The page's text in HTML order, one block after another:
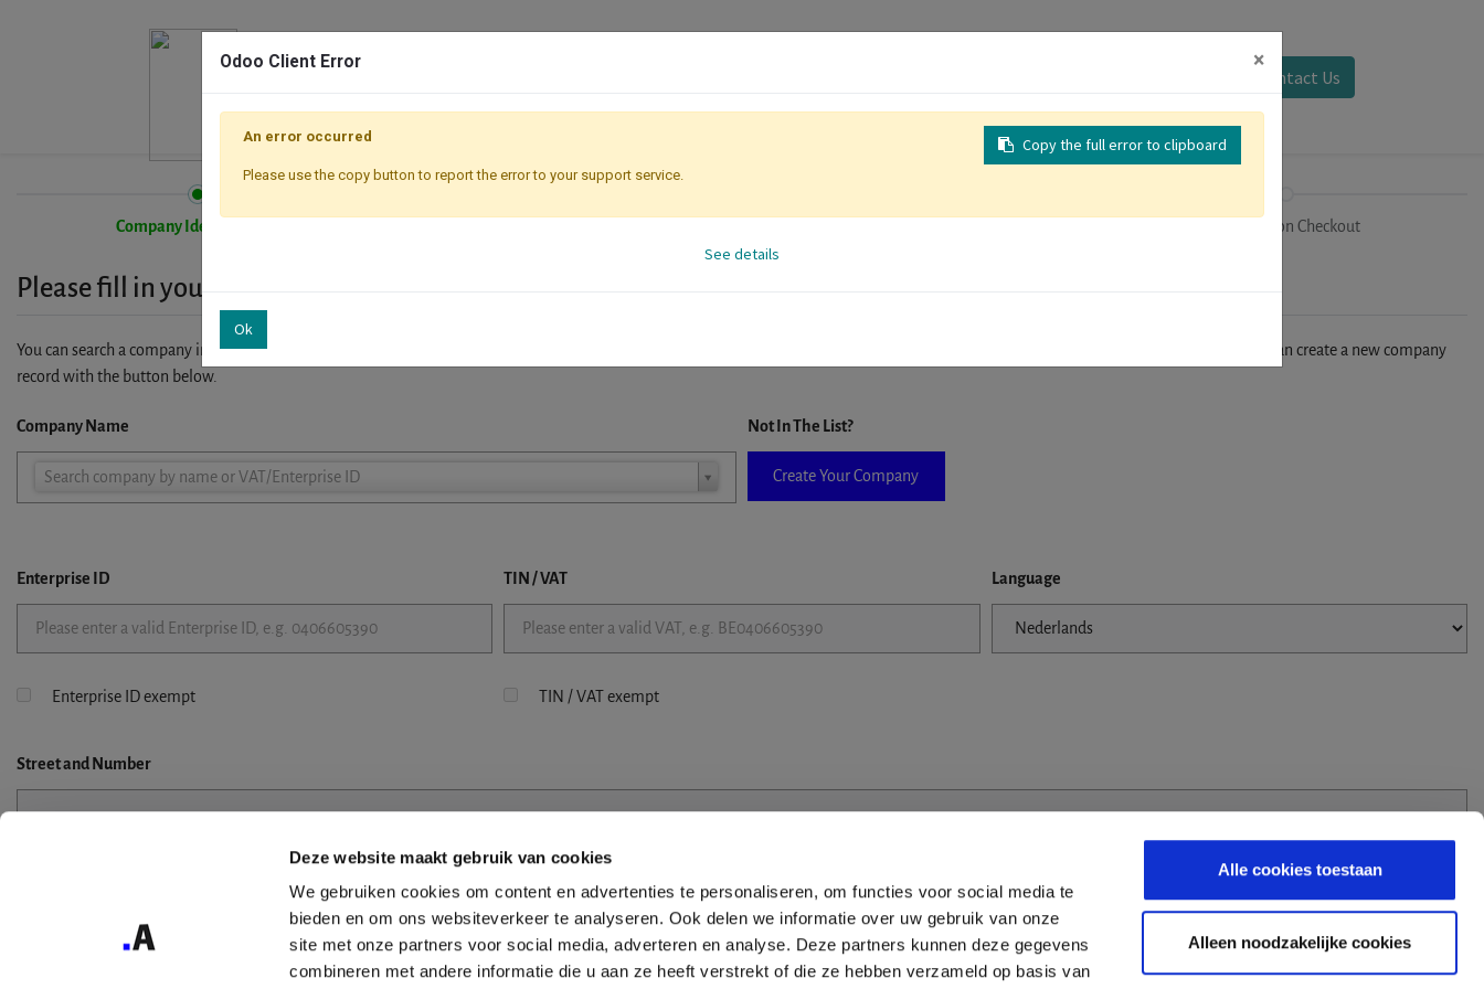
Deze website maakt gebruik van cookies
We gebruiken cookies om content en advertenties te personaliseren, om functies voor social media te
bieden en om ons websiteverkeer te analyseren. Ook delen we informatie over uw gebruik van onze
site met onze partners voor social media, adverteren en analyse. Deze partners kunnen deze gegevens
combineren met andere informatie die u aan ze heeft verstrekt of die ze hebben verzameld op basis van
Alle cookies toestaan
Alleen noodzakelijke cookies
Contact Us
Company Identification Registration Checkout
Please fill in your company details
You can search a company in our database by name, VAT or enterprise ID. When a company is selected it will auto-complete the form. If you don't find your company in our database, you can create a new company
record with the button below.
Company Name
Search company by name or VAT/Enterprise ID
Company
Not In The List?
Create Your Company
Enterprise ID TIN / VAT Language
Enterprise ID exempt TIN / VAT exempt
Streetand Number
Odoo Client Error ×
Copy the full error to clipboard
An error occurred
Please use the copy button to report the error to your support service.
See details
Ok